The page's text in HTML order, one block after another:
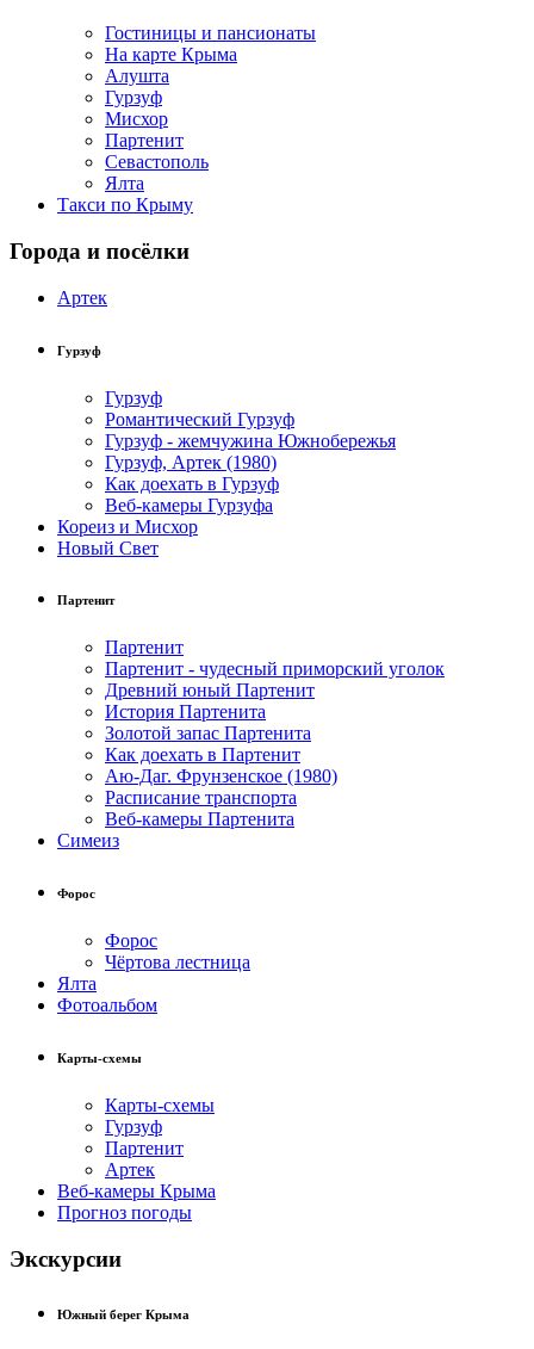
Гостиницы и пансионаты
На карте Крыма
Алушта
Гурзуф
Мисхор
Партенит
Севастополь
Ялта
Такси по Крыму
Города и посёлки
Артек
Гурзуф
Гурзуф
Романтический Гурзуф
Гурзуф - жемчужина Южнобережья
Гурзуф, Артек (1980)
Как доехать в Гурзуф
Веб-камеры Гурзуфа
Кореиз и Мисхор
Новый Свет
Партенит
Партенит
Партенит - чудесный приморский уголок
Древний юный Партенит
История Партенита
Золотой запас Партенита
Как доехать в Партенит
Аю-Даг. Фрунзенское (1980)
Расписание транспорта
Веб-камеры Партенита
Симеиз
Форос
Форос
Чёртова лестница
Ялта
Фотоальбом
Карты-схемы
Карты-схемы
Гурзуф
Партенит
Артек
Веб-камеры Крыма
Прогноз погоды
Экскурсии
Южный берег Крыма